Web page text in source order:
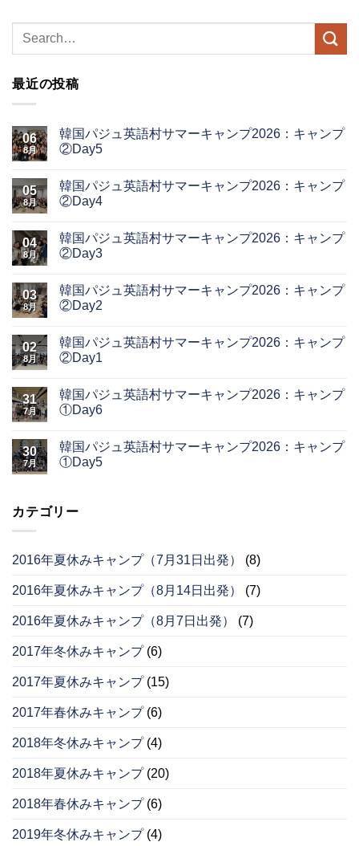
最近の投稿
06
8月
韓国パジュ英語村サマーキャンプ2026：キャンプ
②Day5
05
8月
韓国パジュ英語村サマーキャンプ2026：キャンプ
②Day4
04
8月
韓国パジュ英語村サマーキャンプ2026：キャンプ
②Day3
03
8月
韓国パジュ英語村サマーキャンプ2026：キャンプ
②Day2
02
8月
韓国パジュ英語村サマーキャンプ2026：キャンプ
②Day1
31
7月
韓国パジュ英語村サマーキャンプ2026：キャンプ
①Day6
30
7月
韓国パジュ英語村サマーキャンプ2026：キャンプ
①Day5
カテゴリー
2016年夏休みキャンプ（7月31日出発） (8)
2016年夏休みキャンプ（8月14日出発） (7)
2016年夏休みキャンプ（8月7日出発） (7)
2017年冬休みキャンプ(6)
2017年夏休みキャンプ(15)
2017年春休みキャンプ(6)
2018年冬休みキャンプ(4)
2018年夏休みキャンプ(20)
2018年春休みキャンプ(6)
2019年冬休みキャンプ(4)